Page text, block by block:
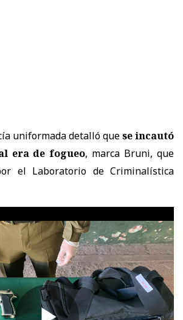
uniformada detalló quese incautó
era de fogueo, marca Bruni, que
el Laboratorio de Criminalística